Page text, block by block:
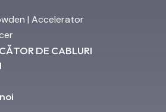
DE CABLURI